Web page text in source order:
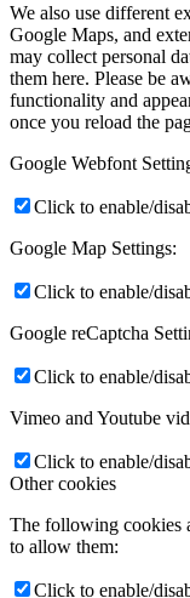
We also use different
Google Maps, and
may collect personal
them here. Please be
functionality and
once you reload the
Google Webfont
Click to enable/
Google Map Settings:
Click to enable/
Google reCaptcha
Click to enable/
Vimeo and Youtube
Click to enable/
Other cookies
The following cookies
to allow them:
Click to enable/